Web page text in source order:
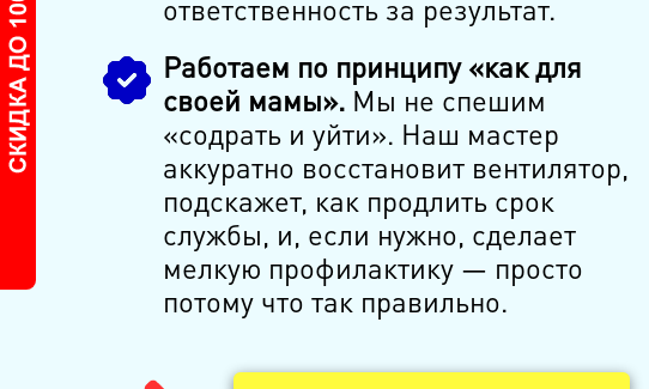
ответственность за результат.
Работаем по принципу «как для
своей мамы».Мы не спешим
«содрать и уйти». Наш мастер
аккуратно восстановит вентилятор,
подскажет, как продлить срок
службы, и, если нужно, сделает
мелкую профилактику — просто
потому что так правильно.